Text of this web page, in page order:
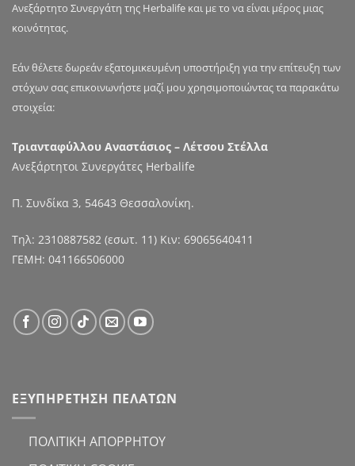
Ανεξάρτητο Συνεργάτη της Herbalife και με το να είναι μέρος μιας
κοινότητας.
Εάν θέλετε δωρεάν εξατομικευμένη υποστήριξη για την επίτευξη των
στόχων σας επικοινωνήστε μαζί μου χρησιμοποιώντας τα παρακάτω
στοιχεία:
Τριανταφύλλου Αναστάσιος – Λέτσου Στέλλα
Ανεξάρτητοι Συνεργάτες Herbalife
Π. Συνδίκα 3, 54643 Θεσσαλονίκη.
Τηλ: 2310887582 (εσωτ. 11) Κιν: 69065640411
ΓΕΜΗ: 041166506000
ΕΞΥΠΗΡΕΤΗΣΗ ΠΕΛΑΤΩΝ
ΠΟΛΙΤΙΚΗ ΑΠΟΡΡΗΤΟΥ